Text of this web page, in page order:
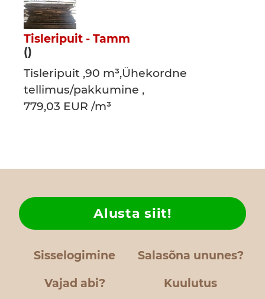
Tisleripuit - Tamm
()
Tisleripuit ,90 m³,Ühekordne
tellimus/pakkumine ,
779,03 EUR /m³
Sisselogimine Salasõna ununes?
Vajad abi?
Alusta siit!
Kuulutus